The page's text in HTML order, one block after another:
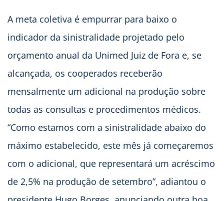
A meta coletiva é empurrar para baixo o
indicador da sinistralidade projetado pelo
orçamento anual da Unimed Juiz de Fora e, se
alcançada, os cooperados receberão
mensalmente um adicional na produção sobre
todas as consultas e procedimentos médicos.
“Como estamos com a sinistralidade abaixo do
máximo estabelecido, este mês já começaremos
com o adicional, que representará um acréscimo
de 2,5% na produção de setembro”, adiantou o